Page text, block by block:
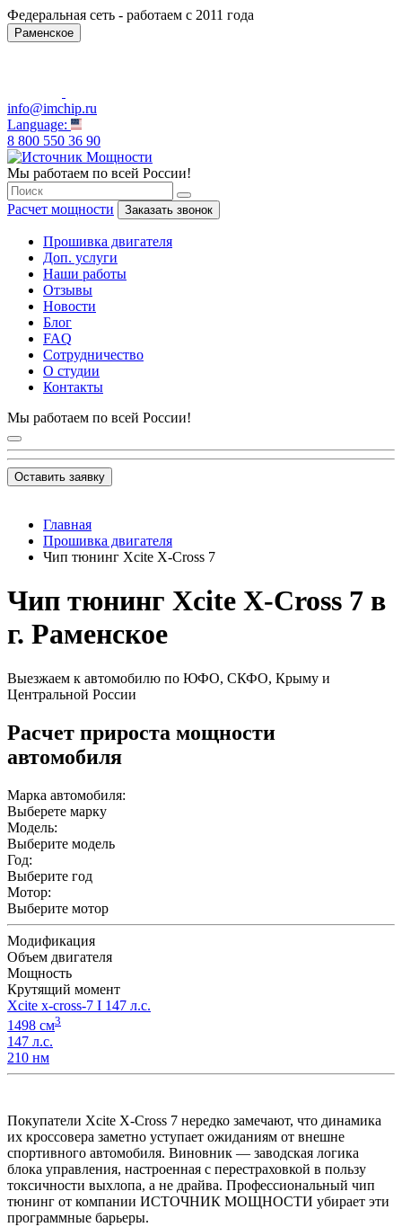
Федеральная сеть - работаем с 2011 года
Раменское
info@imchip.ru
Language:
8 800 550 36 90
Мы работаем по всей России!
Расчет мощности Заказать звонок
Прошивка двигателя
Доп. услуги
Наши работы
Отзывы
Новости
Блог
FAQ
Сотрудничество
О студии
Контакты
Мы работаем по всей России!
Оставить заявку
Главная
Прошивка двигателя
Чип тюнинг Xcite X-Cross 7
Чип тюнинг Xcite X-Cross 7 в
г. Раменское
Выезжаем к автомобилю по ЮФО, СКФО, Крыму и
Центральной России
Расчет прироста мощности
автомобиля
Марка автомобиля:
Выберете марку
Модель:
Выберите модель
Год:
Выберите год
Мотор:
Выберите мотор
Модификация
Объем двигателя
Мощность
Крутящий момент
Xcite x-cross-7 I 147 л.с.
1498 см3
147 л.с.
210 нм
Покупатели Xcite X-Cross 7 нередко замечают, что динамика
их кроссовера заметно уступает ожиданиям от внешне
спортивного автомобиля. Виновник — заводская логика
блока управления, настроенная с перестраховкой в пользу
токсичности выхлопа, а не драйва. Профессиональный чип
тюнинг от компании ИСТОЧНИК МОЩНОСТИ убирает эти
программные барьеры.